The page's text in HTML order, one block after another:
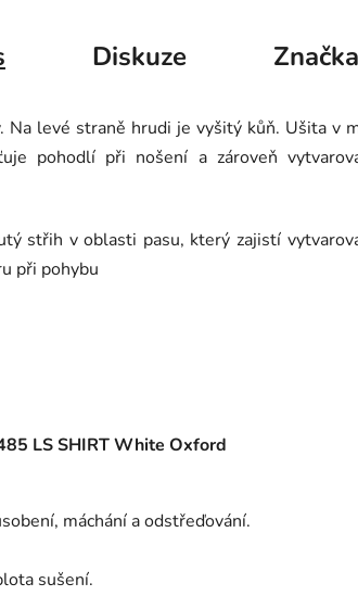
Diskuze Značka
Na levé straně hrudi je vyšitý kůň. Ušita v
pohodlí při nošení a zároveň
střih v oblasti pasu, který zajistí
při pohybu
LS SHIRT White Oxford
máchání a odstřeďování.
sušení.